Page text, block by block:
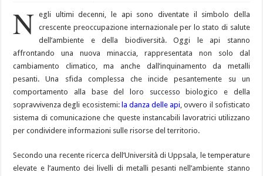
N egli ultimi decenni, le api sono diventate il simbolo della
crescente preoccupazione internazionale per lo stato di salute
dell’ambiente e della biodiversità. Oggi le api stanno
affrontando una nuova minaccia, rappresentata non solo dal
cambiamento climatico, ma anche dall’inquinamento da metalli
pesanti. Una sfida complessa che incide pesantemente su un
comportamento alla base del loro successo biologico e della
sopravvivenza degli ecosistemi: la danza delle api, ovvero il sofisticato
sistema di comunicazione che queste instancabili lavoratrici utilizzano
per condividere informazioni sulle risorse del territorio.
Secondo una recente ricerca dell’Università di Uppsala, le temperature
elevate e l’aumento dei livelli di metalli pesanti nell’ambiente stanno